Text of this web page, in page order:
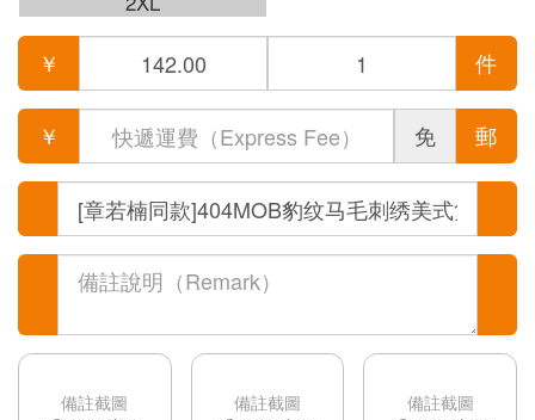
￥ 件
￥ 免 郵
備註截圖
備註截圖
備註截圖